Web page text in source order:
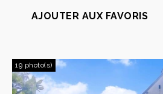
AJOUTER AUX FAVORIS
19 photo(s)